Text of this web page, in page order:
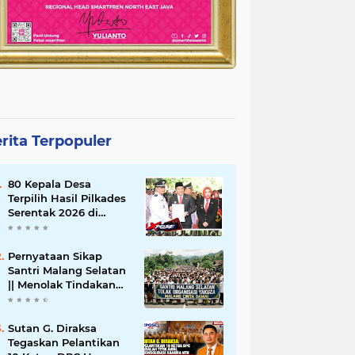
Terpopuler
80 Kepala Desa
Terpilih Hasil Pilkades
Serentak 2026 di
Lantik Bupati Sidoarjo
Pernyataan Sikap
Santri Malang Selatan
|| Menolak Tindakan
Main Hakim Sendiri
Yakuza Maneges
Sutan G. Diraksa
Tegaskan Pelantikan